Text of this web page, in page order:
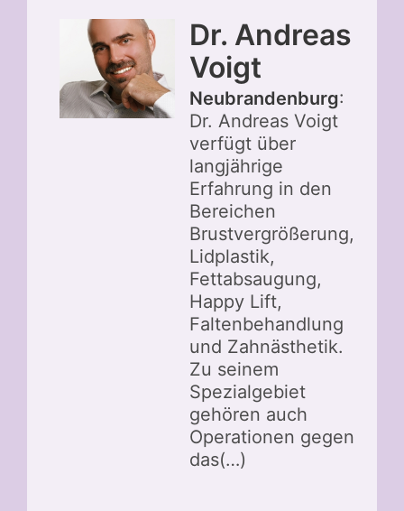
Dr. Andreas
Voigt
Neubrandenburg:
Dr. Andreas Voigt
verfügt über
langjährige
Erfahrung in den
Bereichen
Brustvergrößerung,
Lidplastik,
Fettabsaugung,
Happy Lift,
Faltenbehandlung
und Zahnästhetik.
Zu seinem
Spezialgebiet
gehören auch
Operationen gegen
das(…)